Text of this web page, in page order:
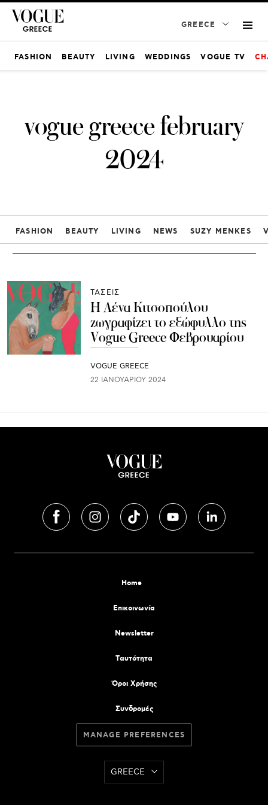
GREECE
FASHION BEAUTY LIVING WEDDINGS VOGUE TV
vogue greece february
2024
FASHION BEAUTY LIVING NEWS SUZY MENKES
ΤΑΣΕΙΣ
Η Λένα Κιτσοπούλου
ζωγραφίζει το εξώφυλλο της
Vogue Greece Φεβρουαρίου
VOGUE GREECE
22 ΙΑΝΟΥΑΡΊΟΥ 2024
Home
Επικοινωνία
Newsletter
Tαυτότητα
Όροι Χρήσης
Συνδρομές
MANAGE PREFERENCES
GREECE